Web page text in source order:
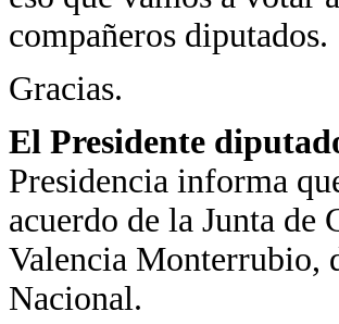
compañeros diputados.
Gracias.
El Presidente
Presidencia informa
acuerdo de la Junta
Valencia Monterrubio,
Nacional.